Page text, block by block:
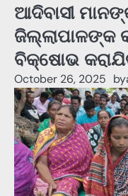
ଆଦିବାସୀ
ଜିଲ୍ଲାପାଳଙ୍କ
ବିକ୍ଷୋଭ
October 26, 2025 by